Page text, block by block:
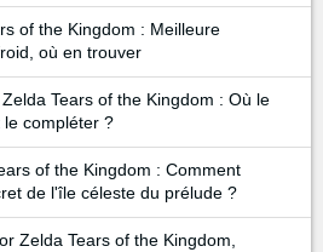
of the Kingdom : Meilleure
où en trouver
Tears of the Kingdom : Où le
compléter ?
of the Kingdom : Comment
de l'île céleste du prélude ?
Zelda Tears of the Kingdom,